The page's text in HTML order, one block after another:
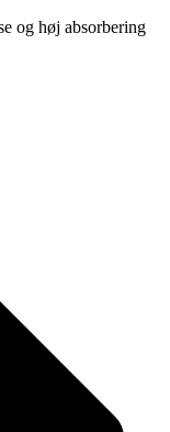
og høj absorbering